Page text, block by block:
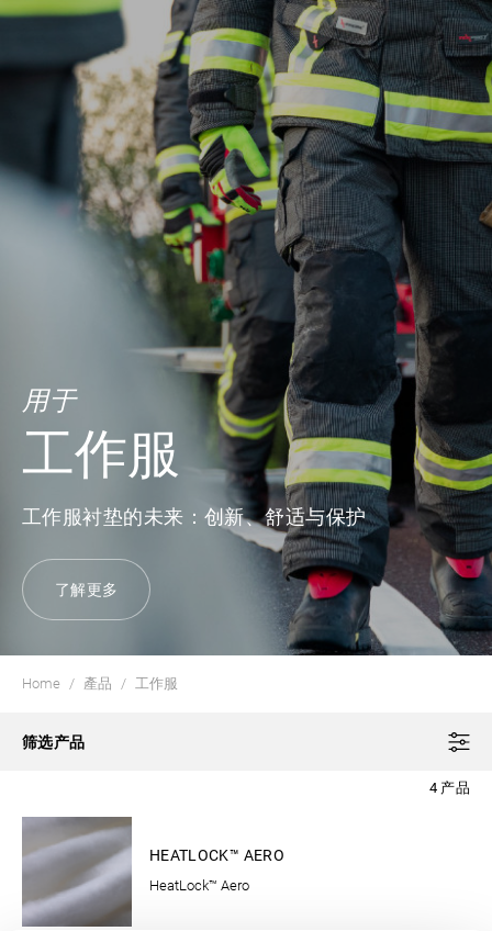
用于
工作服
工作服衬垫的未来：创新、舒适与保护
了解更多
Home 產品 工作服
筛选产品
4 产品
HEATLOCK™ AERO
HeatLock™ Aero